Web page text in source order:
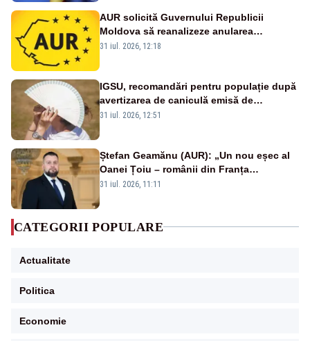
AUR solicită Guvernului Republicii
Moldova să reanalizeze anularea
concertului de Ziua Limbii Române
31 iul. 2026, 12:18
IGSU, recomandări pentru populație după
avertizarea de caniculă emisă de
meteorologi
31 iul. 2026, 12:51
Ștefan Geamănu (AUR): „Un nou eșec al
Oanei Țoiu – românii din Franța
abandonați de propriul minister de
31 iul. 2026, 11:11
CATEGORII POPULARE
Actualitate
Politica
Economie